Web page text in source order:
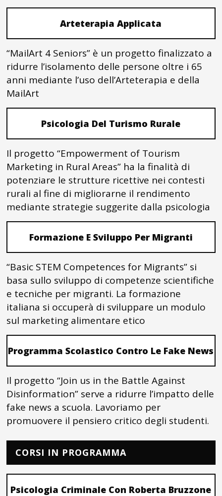
Arteterapia Applicata
“MailArt 4 Seniors” è un progetto finalizzato a
ridurre l’isolamento delle persone oltre i 65
anni mediante l’uso dell’Arteterapia e della
MailArt
Psicologia Del Turismo Rurale
Il progetto “Empowerment of Tourism
Marketing in Rural Areas” ha la finalità di
potenziare le strutture ricettive nei contesti
rurali al fine di migliorarne il rendimento
mediante strategie suggerite dalla psicologia
Formazione E Sviluppo Per Migranti
“Basic STEM Competences for Migrants” si
basa sullo sviluppo di competenze scientifiche
e tecniche per migranti. La formazione
italiana si occuperà di sviluppare un modulo
sul marketing alimentare etico
Programma Scolastico Contro Le Fake News
Il progetto “Join us in the Battle Against
Disinformation” serve a ridurre l’impatto delle
fake news a scuola. Lavoriamo per
promuovere il pensiero critico degli studenti.
CORSI IN PROGRAMMA
Psicologia Criminale Con Roberta Bruzzone